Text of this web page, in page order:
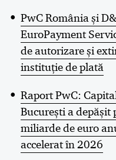
PwC România și
EuroPayment
de autorizare și
instituție de plată
Raport PwC:
București a
miliarde de euro
accelerat în 2026